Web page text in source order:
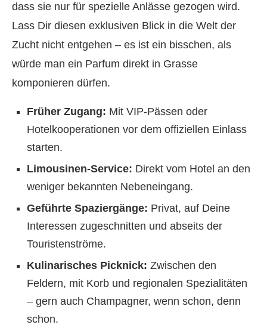
dass sie nur für spezielle Anlässe gezogen wird.
Lass Dir diesen exklusiven Blick in die Welt der
Zucht nicht entgehen – es ist ein bisschen, als
würde man ein Parfum direkt in Grasse
komponieren dürfen.
Früher Zugang: Mit VIP-Pässen oder
Hotelkooperationen vor dem offiziellen Einlass
starten.
Limousinen-Service: Direkt vom Hotel an den
weniger bekannten Nebeneingang.
Geführte Spaziergänge: Privat, auf Deine
Interessen zugeschnitten und abseits der
Touristenströme.
Kulinarisches Picknick: Zwischen den
Feldern, mit Korb und regionalen Spezialitäten
– gern auch Champagner, wenn schon, denn
schon.